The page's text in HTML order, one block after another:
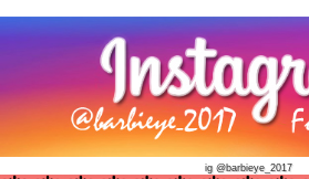
ig @barbieye_2017